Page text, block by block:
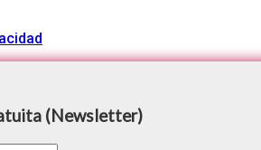
(Newsletter)